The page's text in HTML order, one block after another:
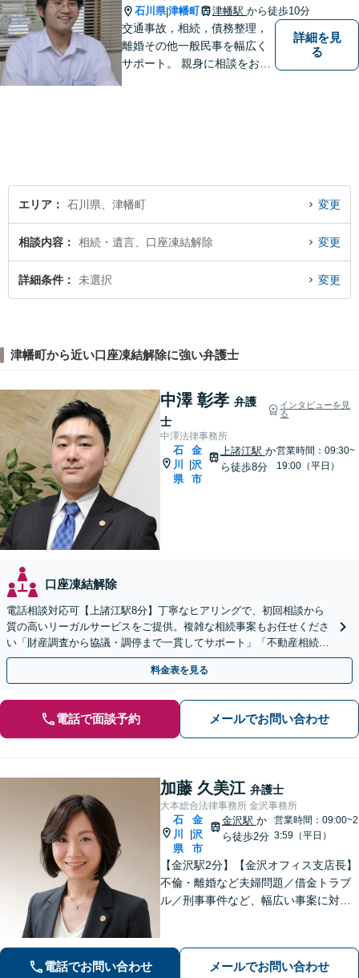
石川県|津幡町 津幡駅 から徒歩10分
交通事故，相続，債務整理，
離婚その他一般民事を幅広く
サポート。 親身に相談をお聞
詳細を見
る
エリア 石川県、津幡町 変更
相談内容 相続・遺言、口座凍結解除 変更
詳細条件 未選択 変更
津幡町から近い口座凍結解除に強い弁護士
中澤 彰孝 弁護
士
インタビューを見
る
中澤法律事務所
石
川
県
金
沢
市
上諸江駅 か
ら徒歩8分
営業時間：09:30~
19:00（平日）
口座凍結解除
電話相談対応可【上諸江駅8分】丁寧なヒアリングで、初回相談から
質の高いリーガルサービスをご提供。複雑な相続事案もお任せくださ
い「財産調査から協議・調停まで一貫してサポート」「不動産相続は
他士業と連携して対応」【完全個室】【休日・夜間相談可】
料金表を見る
電話で面談予約 メールでお問い合わせ
加藤 久美江 弁護士
大本総合法律事務所 金沢事務所
石
川
県
金
沢
市
金沢駅 か
ら徒歩2分
営業時間：09:00~2
3:59（平日）
【金沢駅2分】【金沢オフィス支店長】
不倫・離婚など夫婦問題／借金トラブ
ル／刑事事件など、幅広い事案に対応
ですので、リラックスしてお話しいた
だけると思います。法テラスOK
電話でお問い合わせ メールでお問い合わせ